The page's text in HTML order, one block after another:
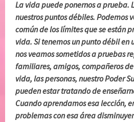
La vida puede ponernos a prueba.
nuestros puntos débiles. Podemos
común de los límites que se están
vida. Si tenemos un punto débil en
nos veamos sometidos a pruebas
familiares, amigos, compañeros
vida, las personas, nuestro Poder
pueden estar tratando de
Cuando aprendamos esa lección,
problemas con esa área